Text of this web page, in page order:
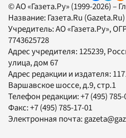
© АО «Газета.Ру» (1999-2026) –
Название: Газета.Ru (Gazeta.Ru)
Учредитель:АО «Газета.Ру»,
7743625728
Адрес учредителя: 125239,
улица, дом 67
Адрес редакции и издателя:
Варшавское шоссе, д.9, стр.1
Телефон редакции:+7 (495)
Факс:+7 (495) 785-17-01
Электронная почта: